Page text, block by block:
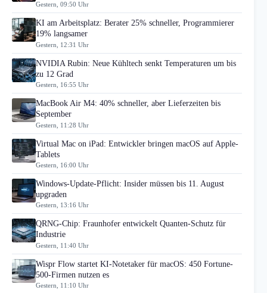
Gestern, 09:50 Uhr
KI am Arbeitsplatz: Berater 25% schneller, Programmierer
19% langsamer
Gestern, 12:31 Uhr
NVIDIA Rubin: Neue Kühltech senkt Temperaturen um bis
zu 12 Grad
Gestern, 16:55 Uhr
MacBook Air M4: 40% schneller, aber Lieferzeiten bis
September
Gestern, 11:28 Uhr
Virtual Mac on iPad: Entwickler bringen macOS auf Apple-
Tablets
Gestern, 16:00 Uhr
Windows-Update-Pflicht: Insider müssen bis 11. August
upgraden
Gestern, 13:16 Uhr
QRNG-Chip: Fraunhofer entwickelt Quanten-Schutz für
Industrie
Gestern, 11:40 Uhr
Wispr Flow startet KI-Notetaker für macOS: 450 Fortune-
500-Firmen nutzen es
Gestern, 11:10 Uhr